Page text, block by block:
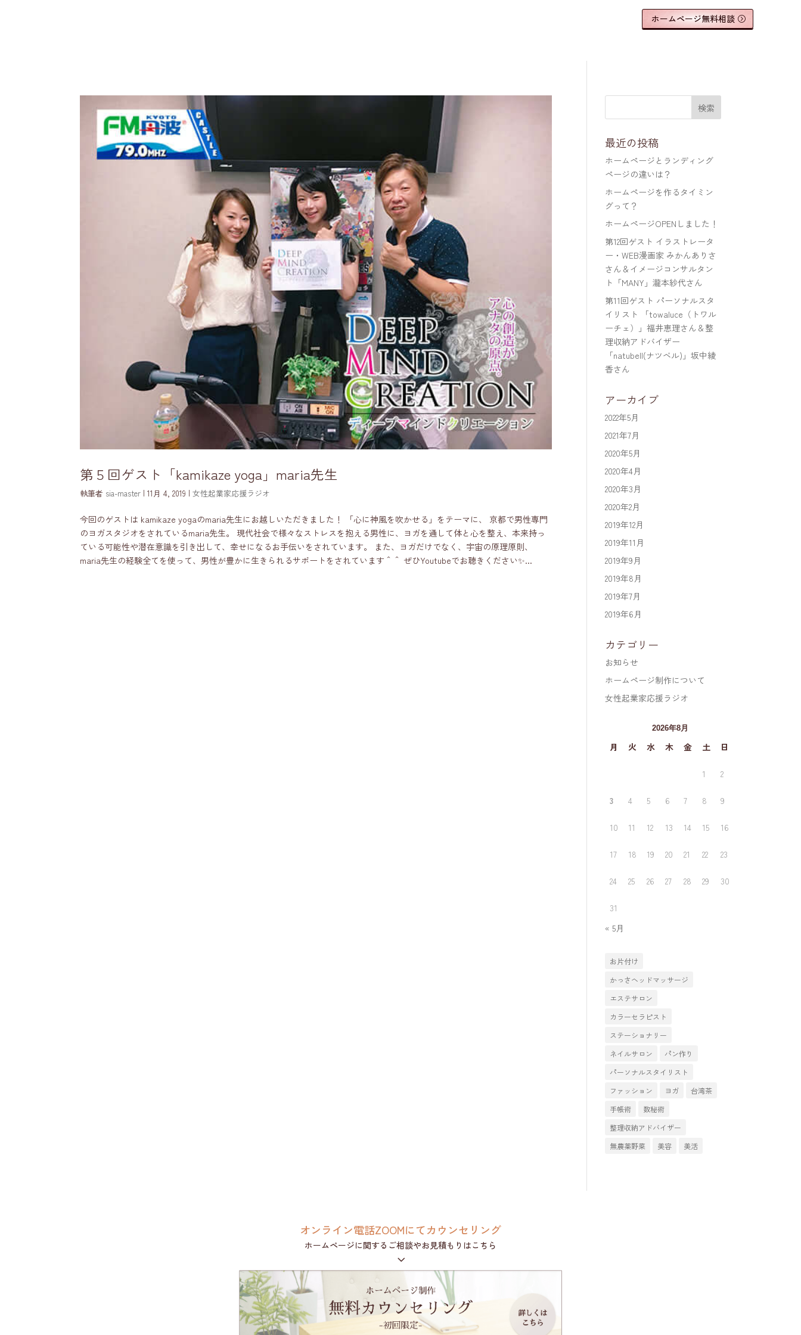
ホームページ無料相談
第５回ゲスト「kamikaze yoga」maria先生
執筆者 sia-master |11月 4, 2019 |女性起業家応援ラジオ
今回のゲストは kamikaze yogaのmaria先生にお越しいただきました！ 「心に神風を吹かせる」をテーマに、 京都で男性専門
のヨガスタジオをされているmaria先生。 現代社会で様々なストレスを抱える男性に、ヨガを通して体と心を整え、本来持っ
ている可能性や潜在意識を引き出して、幸せになるお手伝いをされています。 また、ヨガだけでなく、宇宙の原理原則、
maria先生の経験全てを使って、男性が豊かに生きられるサポートをされています＾＾ ぜひYoutubeでお聴きください✨...
最近の投稿
ホームページとランディング
ページの違いは？
ホームページを作るタイミン
グって？
ホームページOPENしました！
第12回ゲスト イラストレータ
ー・WEB漫画家 みかんありさ
さん＆イメージコンサルタン
ト「MANY」瀧本紗代さん
第11回ゲスト パーソナルスタ
イリスト 「towaluce（トワル
ーチェ）」福井恵理さん＆整
理収納アドバイザー
「natubell(ナツベル)」坂中綾
香さん
アーカイブ
2022年5月
2021年7月
2020年5月
2020年4月
2020年3月
2020年2月
2019年12月
2019年11月
2019年9月
2019年8月
2019年7月
2019年6月
カテゴリー
お知らせ
ホームページ制作について
女性起業家応援ラジオ
2026年8月
月 火 水 木 金 土 日
1 2
3 4 5 6 7 8 9
10 11 12 13 14 15 16
17 18 19 20 21 22 23
24 25 26 27 28 29 30
31
« 5月
お片付け
かっさヘッドマッサージ
エステサロン
カラーセラピスト
ステーショナリー
ネイルサロン
パン作り
パーソナルスタイリスト
ファッション
ヨガ
台湾茶
手帳術
数秘術
整理収納アドバイザー
無農薬野菜
美容 美活
オンライン電話ZOOMにてカウンセリング
ホームページに関するご相談やお見積もりはこちら
3